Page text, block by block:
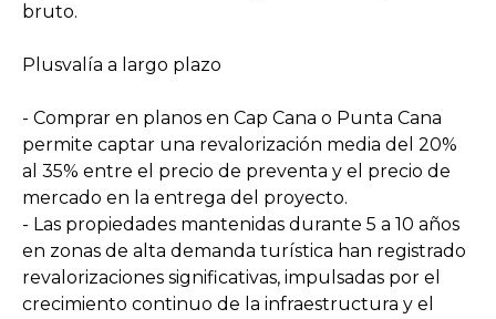
bruto.
Plusvalía a largo plazo
- Comprar en planos en Cap Cana o Punta Cana
permite captar una revalorización media del 20%
al 35% entre el precio de preventa y el precio de
mercado en la entrega del proyecto.
- Las propiedades mantenidas durante 5 a 10 años
en zonas de alta demanda turística han registrado
revalorizaciones significativas, impulsadas por el
crecimiento continuo de la infraestructura y el